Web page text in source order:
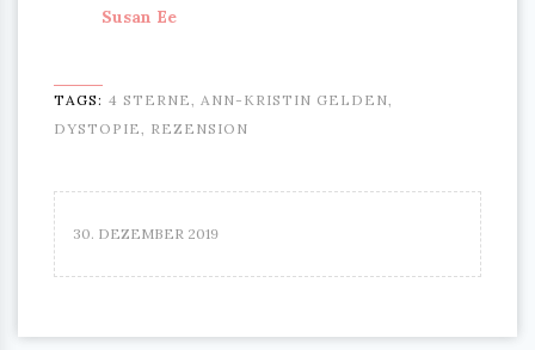
Susan Ee
TAGS: 4 STERNE, ANN-KRISTIN GELDEN,
DYSTOPIE, REZENSION
30. DEZEMBER 2019